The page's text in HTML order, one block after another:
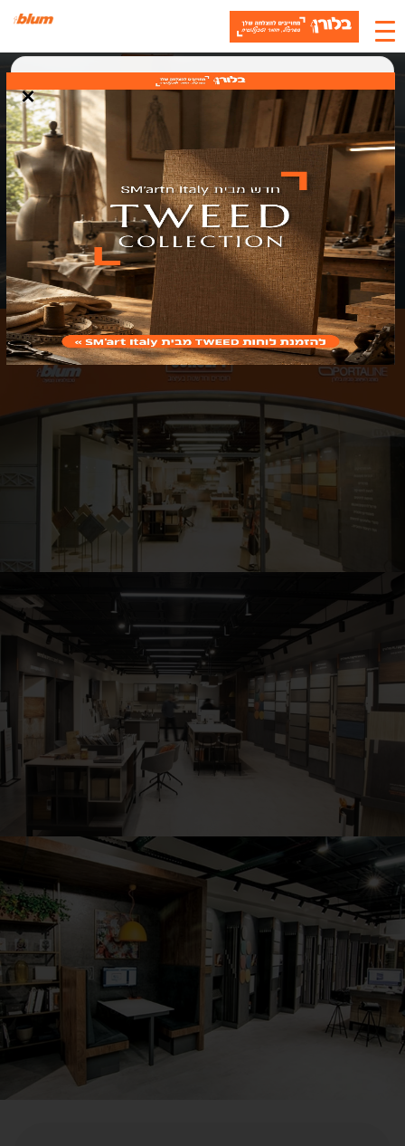
× האתר משתמש בעוגיות
אנחנו משתמשים בעוגיות (Cookies) כדי לשפר את חוויית המשתמש, לנתח
תנועה ולתמוך בתוכן ושירותים. בלחיצה על "אישור" אתם מסכימים לשימוש
בעוגיות.
סגירה